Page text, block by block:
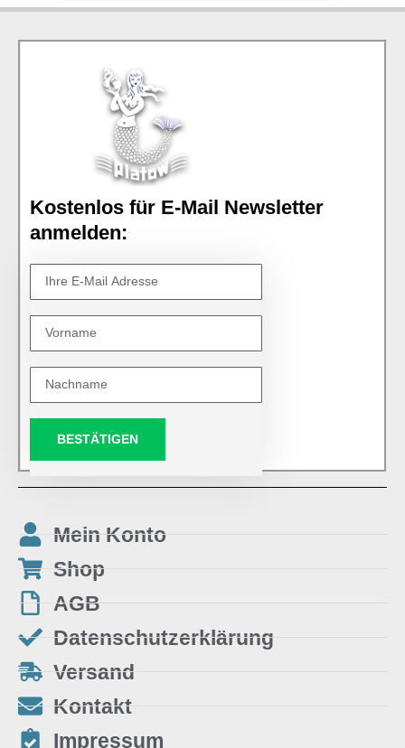
Kostenlos für E-Mail Newsletter
anmelden:
BESTÄTIGEN
Mein Konto
Shop
AGB
Datenschutzerklärung
Versand
Kontakt
Impressum